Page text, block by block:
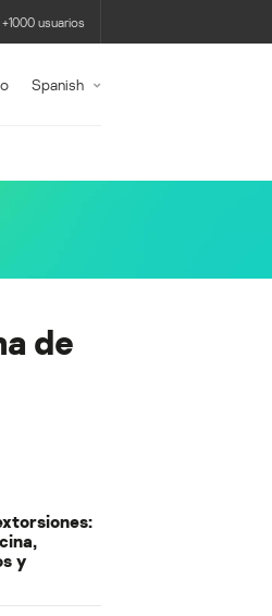
+1000 usuarios
Spanish
de
y